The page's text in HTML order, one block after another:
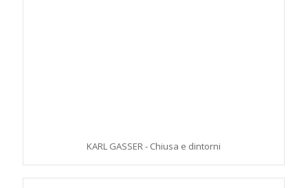
KARL GASSER - Chiusa e dintorni